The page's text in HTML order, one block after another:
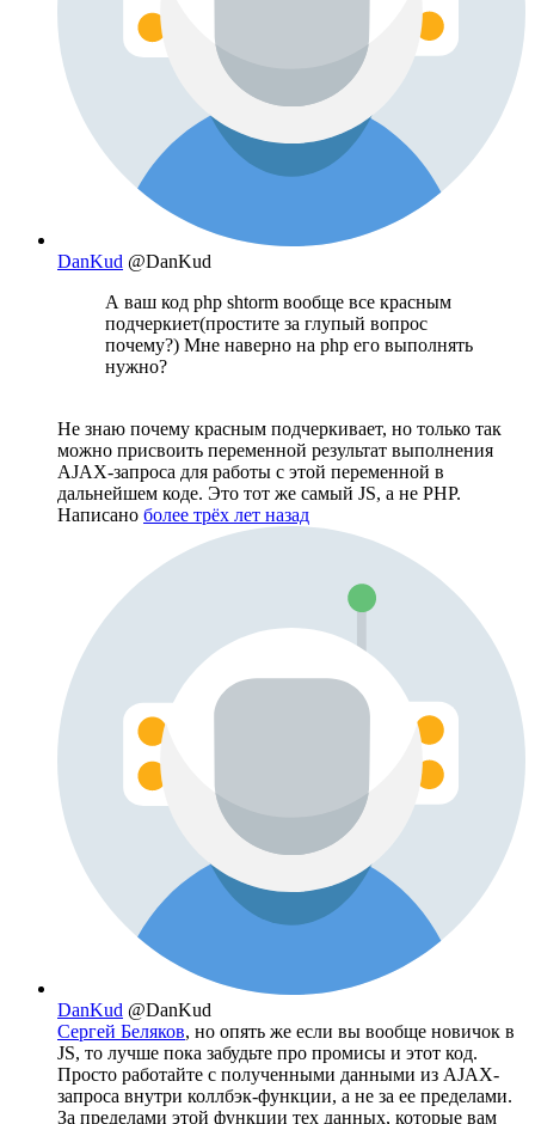
DanKud @DanKud
А ваш код php shtorm вообще все красным
подчеркиет(простите за глупый вопрос
почему?) Мне наверно на php его выполнять
нужно?
Не знаю почему красным подчеркивает, но только так
можно присвоить переменной результат выполнения
AJAX-запроса для работы с этой переменной в
дальнейшем коде. Это тот же самый JS, а не PHP.
Написано более трёх лет назад
DanKud @DanKud
Сергей Беляков, но опять же если вы вообще новичок в
JS, то лучше пока забудьте про промисы и этот код.
Просто работайте с полученными данными из AJAX-
запроса внутри коллбэк-функции, а не за ее пределами.
За пределами этой функции тех данных, которые вам